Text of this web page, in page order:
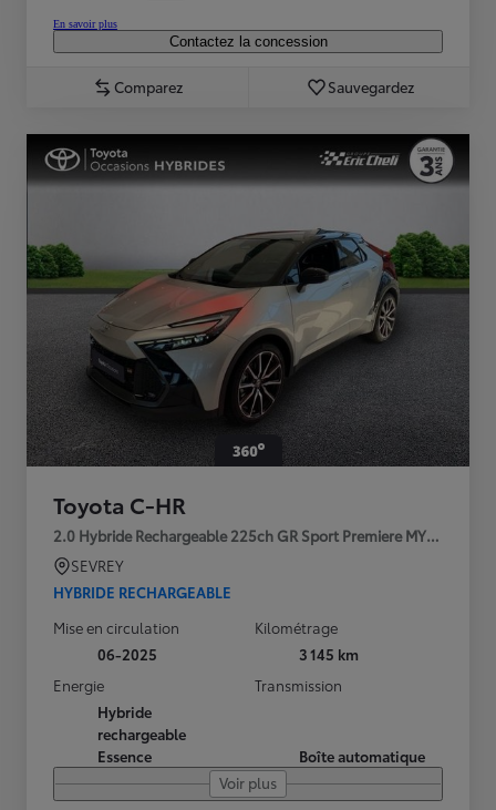
En savoir plus
Contactez la concession
Comparez Sauvegardez
Toyota C-HR
2.0 Hybride Rechargeable 225ch GR Sport Premiere MY25
SEVREY
HYBRIDE RECHARGEABLE
Mise en circulation
06-2025
Kilométrage
3 145 km
Energie
Hybride
rechargeable
Essence
Transmission
Boîte automatique
Voir plus